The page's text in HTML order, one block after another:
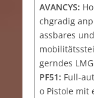
AVANCYS: Ho
chgradig anp
assbares und
mobilitätsstei
gerndes
PF51: Full-aut
o Pistole mit